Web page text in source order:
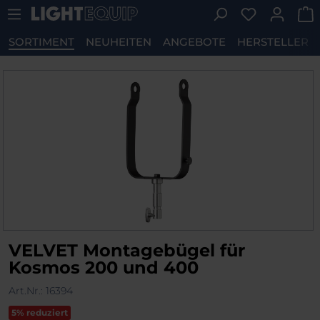
Zum Hauptinhalt springen Du hast 0
SORTIMENT NEUHEITEN ANGEBOTE HERSTELLER
VELVET Montagebügel für
Kosmos 200 und 400
Art.Nr.: 16394
5% reduziert